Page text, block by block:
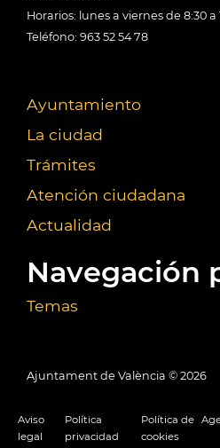
Horarios: lunes a viernes de 8:30 a
Teléfono: 963 52 54 78
Ayuntamiento
La ciudad
Trámites
Atención ciudadana
Actualidad
Navegación
Temas
Ajuntament de València © 2026
Aviso
legal
Política
privacidad
Política de
cookies